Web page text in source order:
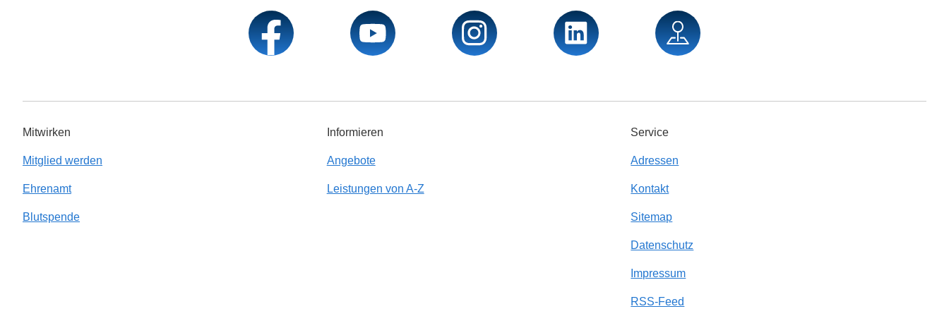
Mitwirken
Mitglied werden
Ehrenamt
Blutspende
Informieren
Angebote
Leistungen von A-Z
Service
Adressen
Kontakt
Sitemap
Datenschutz
Impressum
RSS-Feed